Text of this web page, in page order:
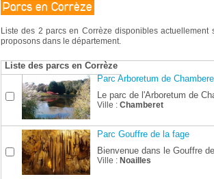
Parcs en Corrèze
Liste des 2 parcs en Corrèze disponibles
proposons dans le département.
Liste des parcs en Corrèze
Parc Arboretum de
Le parc de l'Arboretum de
Ville : Chamberet
Parc Gouffre de la fage
Bienvenue dans le Gouffre
Ville : Noailles